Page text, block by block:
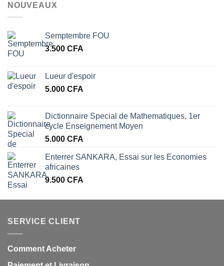
NOUVEAUX
Semptembre FOU
3.500 CFA
Lueur d'espoir
5.000 CFA
Dictionnaire Special de Mathematiques, 1er
cycle Enseignement Moyen
5.000 CFA
Enterrer SANKARA, Essai sur les Economies
africaines
9.500 CFA
SERVICE CLIENT
Comment Acheter